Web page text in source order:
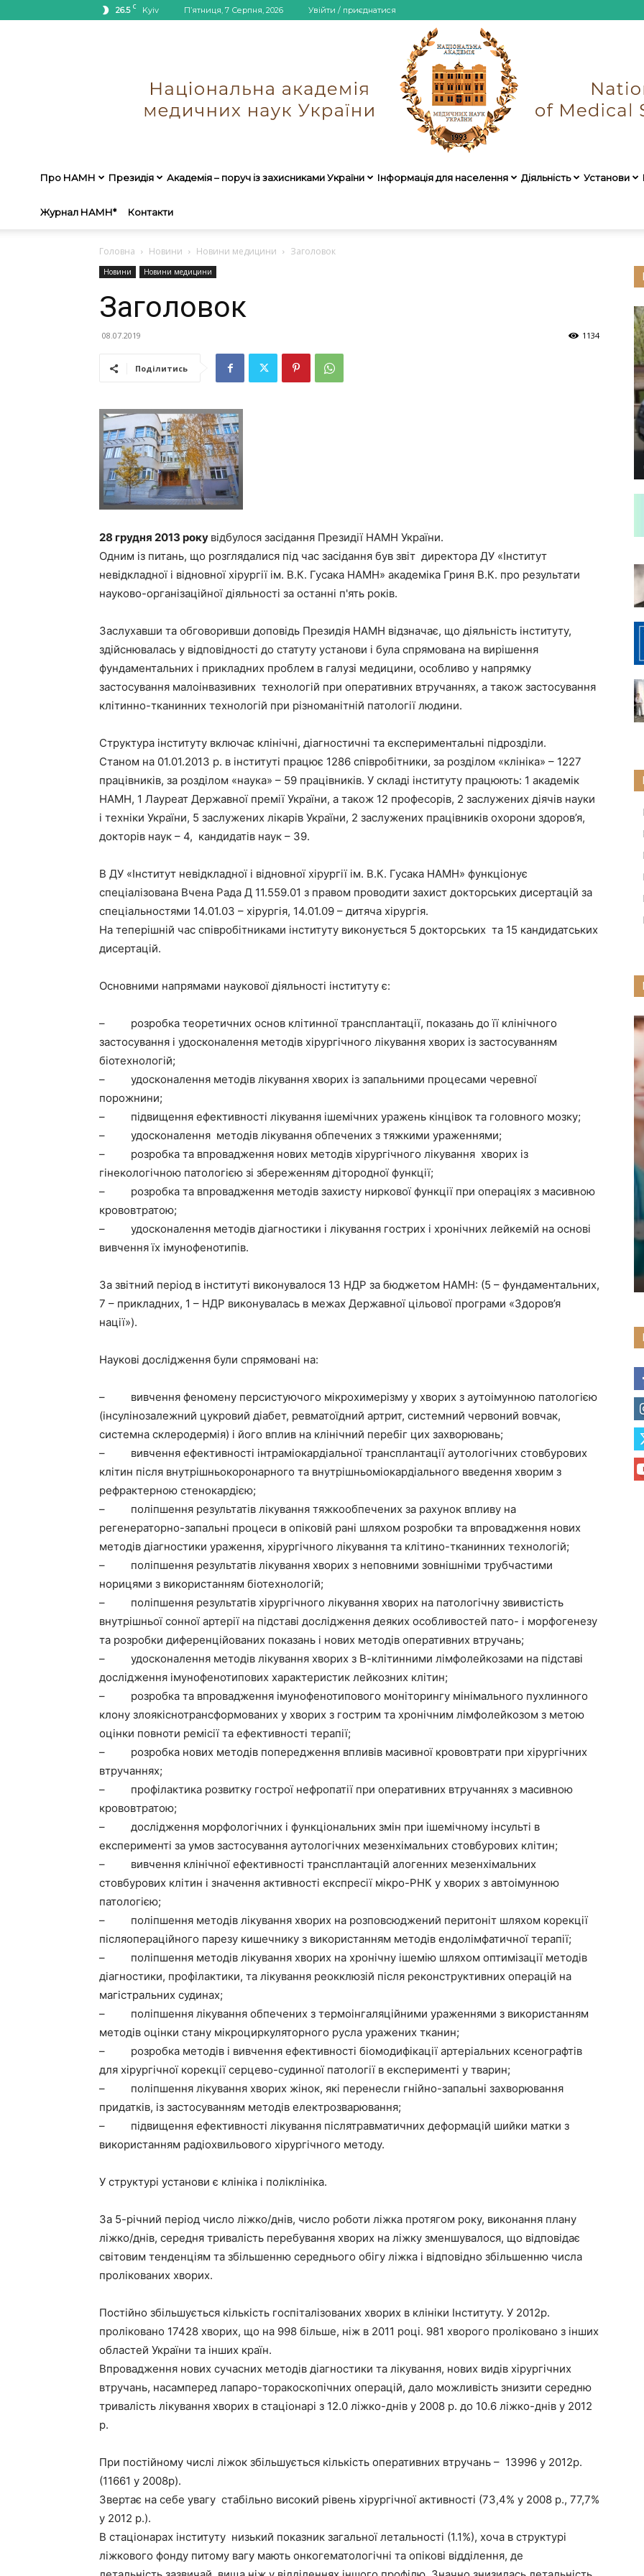
26.5 C Kyiv П’ятниця, 7 Серпня, 2026 Увійти / приєднатися
Про НАМН Президія Академія – поруч із захисниками України Інформація для населення Діяльність Установи
Журнал НАМН* Контакти
Головна Новини Новини медицини Заголовок
Новини Новини медицини
Заголовок
08.07.2019 1134
Поділитись
28 грудня 2013 року відбулося засідання Президії НАМН України.
Одним із питань, що розглядалися під час засідання був звіт директора ДУ «Інститут
невідкладної і відновної хірургії ім. В.К. Гусака НАМН» академіка Гриня В.К. про результати
науково-організаційної діяльності за останні п'ять років.
Заслухавши та обговоривши доповідь Президія НАМН відзначає, що діяльність інституту,
здійснювалась у відповідності до статуту установи і була спрямована на вирішення
фундаментальних і прикладних проблем в галузі медицини, особливо у напрямку
застосування малоінвазивних технологій при оперативних втручаннях, а також застосування
клітинно-тканинних технологій при різноманітній патології людини.
Структура інституту включає клінічні, діагностичні та експериментальні підрозділи.
Станом на 01.01.2013 р. в інституті працює 1286 співробітники, за розділом «клініка» – 1227
працівників, за розділом «наука» – 59 працівників. У складі інституту працюють: 1 академік
НАМН, 1 Лауреат Державної премії України, а також 12 професорів, 2 заслужених діячів науки
і техніки України, 5 заслужених лікарів України, 2 заслужених працівників охорони здоров’я,
докторів наук – 4, кандидатів наук – 39.
В ДУ «Інститут невідкладної і відновної хірургії ім. В.К. Гусака НАМН» функціонує
спеціалізована Вчена Рада Д 11.559.01 з правом проводити захист докторських дисертацій за
спеціальностями 14.01.03 – хірургія, 14.01.09 – дитяча хірургія.
На теперішній час співробітниками інституту виконується 5 докторських та 15 кандидатських
дисертацій.
Основними напрямами наукової діяльності інституту є:
– розробка теоретичних основ клітинної трансплантації, показань до її клінічного
застосування і удосконалення методів хірургічного лікування хворих із застосуванням
біотехнологій;
– удосконалення методів лікування хворих із запальними процесами черевної
порожнини;
– підвищення ефективності лікування ішемічних уражень кінцівок та головного мозку;
– удосконалення методів лікування обпечених з тяжкими ураженнями;
– розробка та впровадження нових методів хірургічного лікування хворих із
гінекологічною патологією зі збереженням дітородної функції;
– розробка та впровадження методів захисту ниркової функції при операціях з масивною
крововтратою;
– удосконалення методів діагностики і лікування гострих і хронічних лейкемій на основі
вивчення їх імунофенотипів.
За звітний період в інституті виконувалося 13 НДР за бюджетом НАМН: (5 – фундаментальних,
7 – прикладних, 1 – НДР виконувалась в межах Державної цільової програми «Здоров’я
нації»).
Наукові дослідження були спрямовані на:
– вивчення феномену персистуючого мікрохимерізму у хворих з аутоімунною патологією
(інсулінозалежний цукровий діабет, ревматоїдний артрит, системний червоний вовчак,
системна склеродермія) і його вплив на клінічний перебіг цих захворювань;
– вивчення ефективності інтраміокардіальної трансплантації аутологічних стовбурових
клітин після внутрішньокоронарного та внутрішньоміокардіального введення хворим з
рефрактерною стенокардією;
– поліпшення результатів лікування тяжкообпечених за рахунок впливу на
регенераторно-запальні процеси в опіковій рані шляхом розробки та впровадження нових
методів діагностики ураження, хірургічного лікування та клітино-тканинних технологій;
– поліпшення результатів лікування хворих з неповними зовнішніми трубчастими
норицями з використанням біотехнологій;
– поліпшення результатів хірургічного лікування хворих на патологічну звивистість
внутрішньої сонної артерії на підставі дослідження деяких особливостей пато- і морфогенезу
та розробки диференційованих показань і нових методів оперативних втручань;
– удосконалення методів лікування хворих з В-клітинними лімфолейкозами на підставі
дослідження імунофенотипових характеристик лейкозних клітин;
– розробка та впровадження імунофенотипового моніторингу мінімального пухлинного
клону злоякіснотрансформованих у хворих з гострим та хронічним лімфолейкозом з метою
оцінки повноти ремісії та ефективності терапії;
– розробка нових методів попередження впливів масивної крововтрати при хірургічних
втручаннях;
– профілактика розвитку гострої нефропатії при оперативних втручаннях з масивною
крововтратою;
– дослідження морфологічних і функціональних змін при ішемічному інсульті в
експерименті за умов застосування аутологічних мезенхімальних стовбурових клітин;
– вивчення клінічної ефективності трансплантацій алогенних мезенхімальних
стовбурових клітин і значення активності експресії мікро-РНК у хворих з автоімунною
патологією;
– поліпшення методів лікування хворих на розповсюджений перитоніт шляхом корекції
післяопераційного парезу кишечнику з використанням методів ендолімфатичної терапії;
– поліпшення методів лікування хворих на хронічну ішемію шляхом оптимізації методів
діагностики, профілактики, та лікування реокклюзій після реконструктивних операцій на
магістральних судинах;
– поліпшення лікування обпечених з термоінгаляційними ураженнями з використанням
методів оцінки стану мікроциркуляторного русла уражених тканин;
– розробка методів і вивчення ефективності біомодифікації артеріальних ксенографтів
для хірургічної корекції серцево-судинної патології в експерименті у тварин;
– поліпшення лікування хворих жінок, які перенесли гнійно-запальні захворювання
придатків, із застосуванням методів електрозварювання;
– підвищення ефективності лікування післятравматичних деформацій шийки матки з
використанням радіохвильового хірургічного методу.
У структурі установи є клініка і поліклініка.
За 5-річний період число ліжко/днів, число роботи ліжка протягом року, виконання плану
ліжко/днів, середня тривалість перебування хворих на ліжку зменшувалося, що відповідає
світовим тенденціям та збільшенню середнього обігу ліжка і відповідно збільшенню числа
пролікованих хворих.
Постійно збільшується кількість госпіталізованих хворих в клініки Інституту. У 2012р.
проліковано 17428 хворих, що на 998 більше, ніж в 2011 році. 981 хворого проліковано з інших
областей України та інших країн.
Впровадження нових сучасних методів діагностики та лікування, нових видів хірургічних
втручань, насамперед лапаро-торакоскопічних операцій, дало можливість знизити середню
тривалість лікування хворих в стаціонарі з 12.0 ліжко-днів у 2008 р. до 10.6 ліжко-днів у 2012
р.
При постійному числі ліжок збільшується кількість оперативних втручань – 13996 у 2012р.
(11661 у 2008р).
Звертає на себе увагу стабільно високий рівень хірургічної активності (73,4% у 2008 р., 77,7%
у 2012 р.).
В стаціонарах інституту низький показник загальної летальності (1.1%), хоча в структурі
ліжкового фонду питому вагу мають онкогематологічні та опікові відділення, де